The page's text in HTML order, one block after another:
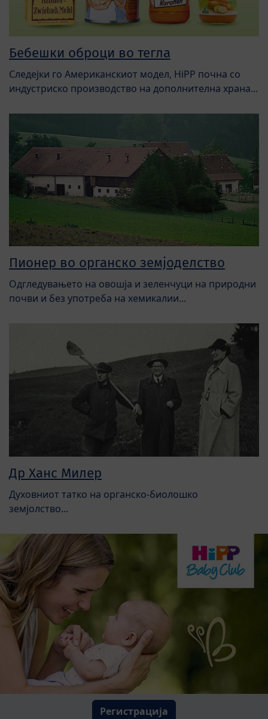
Бебешки оброци во тегла
Следејки го Американскиот модел, HiPP почна со
индустриско производство на дополнителна храна...
Пионер во органско земјоделство
Одгледувањето на овошја и зеленчуци на природни
почви и без употреба на хемикалии...
Др Ханс Милер
Духовниот татко на органско-биолошко
земјолство...
Регистрација